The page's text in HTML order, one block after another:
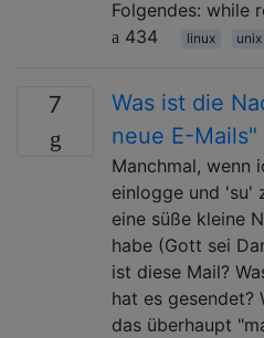
Folgendes: while
434
linux unix
7
Was ist die
neue E-Mails"
Manchmal, wenn
einlogge und 'su'
eine süße kleine
habe (Gott sei
ist diese Mail?
hat es gesendet?
das überhaupt